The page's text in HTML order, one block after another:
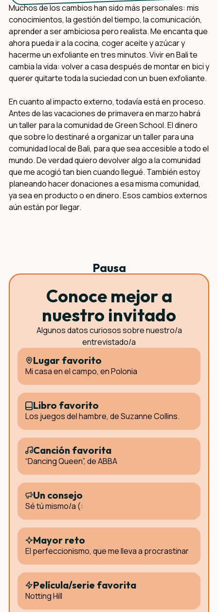
Muchos de los cambios han sido más personales: mis
conocimientos, la gestión del tiempo, la comunicación,
aprender a ser ambiciosa pero realista. Me encanta que
ahora pueda ir a la cocina, coger aceite y azúcar y
hacerme un exfoliante en tres minutos. Vivir en Bali te
cambia la vida: volver a casa después de montar en bici y
querer quitarte toda la suciedad con un buen exfoliante.
En cuanto al impacto externo, todavía está en proceso.
Antes de las vacaciones de primavera en marzo habrá
un taller para la comunidad de Green School. El dinero
que sobre lo destinaré a organizar un taller para una
comunidad local de Bali, para que sea accesible a todo el
mundo. De verdad quiero devolver algo a la comunidad
que me acogió tan bien cuando llegué. También estoy
planeando hacer donaciones a esa misma comunidad,
ya sea en producto o en dinero. Esos cambios externos
aún están por llegar.
Pausa
Conoce mejor a
nuestro invitado
Algunos datos curiosos sobre nuestro/a
entrevistado/a
Lugar favorito
Mi casa en el campo, en Polonia
Libro favorito
Los juegos del hambre, de Suzanne Collins.
Canción favorita
“Dancing Queen”, de ABBA
Un consejo
Sé tú mismo/a (:
Mayor reto
El perfeccionismo, que me lleva a procrastinar
Película/serie favorita
Notting Hill